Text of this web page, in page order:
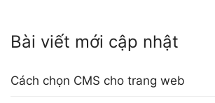
Bài viết mới cập nhật
Cách chọn CMS cho trang web